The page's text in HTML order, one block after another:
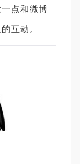
点和微博
互动。